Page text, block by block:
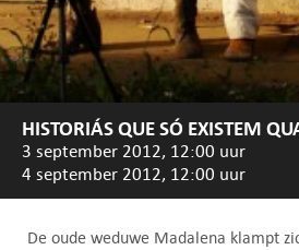
HISTORIÁS QUE SÓ EXISTEM
3 september 2012, 12:00 uur
4 september 2012, 12:00 uur
De oude weduwe Madalena klampt